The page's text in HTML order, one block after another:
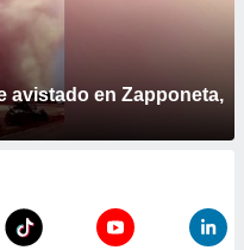
avistado en Zapponeta,